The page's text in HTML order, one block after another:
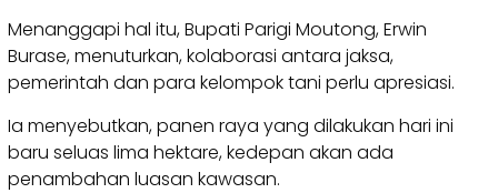
Menanggapi hal itu, Bupati Parigi Moutong, Erwin
Burase, menuturkan, kolaborasi antara jaksa,
pemerintah dan para kelompok tani perlu apresiasi.
Ia menyebutkan, panen raya yang dilakukan hari ini
baru seluas lima hektare, kedepan akan ada
penambahan luasan kawasan.